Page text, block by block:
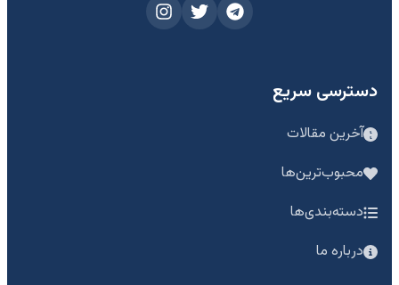
دسترسی سریع
آخرین مقالات
محبوب‌ترین‌ها
دسته‌بندی‌ها
درباره ما